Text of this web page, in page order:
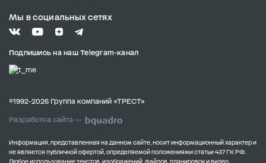
Мы в социальных сетях
Подпишись на наш Telegram-канал
©1992-2026 Группа компаний «ТРЕСТ»
Разработка сайта —
Информация, представленная на данном сайте, носит информационный характер и
не является публичной офертой, определяемой положениями статьи 437 ГК РФ.